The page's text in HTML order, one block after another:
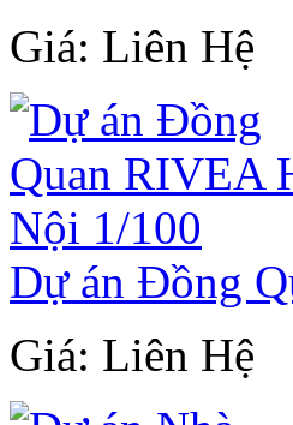
Giá: Liên Hệ
Dự án Đồng
Giá: Liên Hệ